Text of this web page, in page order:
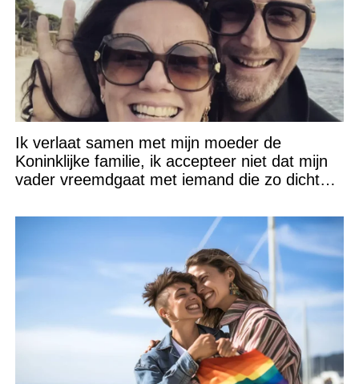
Ik verlaat samen met mijn moeder de
Koninklijke familie, ik accepteer niet dat mijn
vader vreemdgaat met iemand die zo dichtbij